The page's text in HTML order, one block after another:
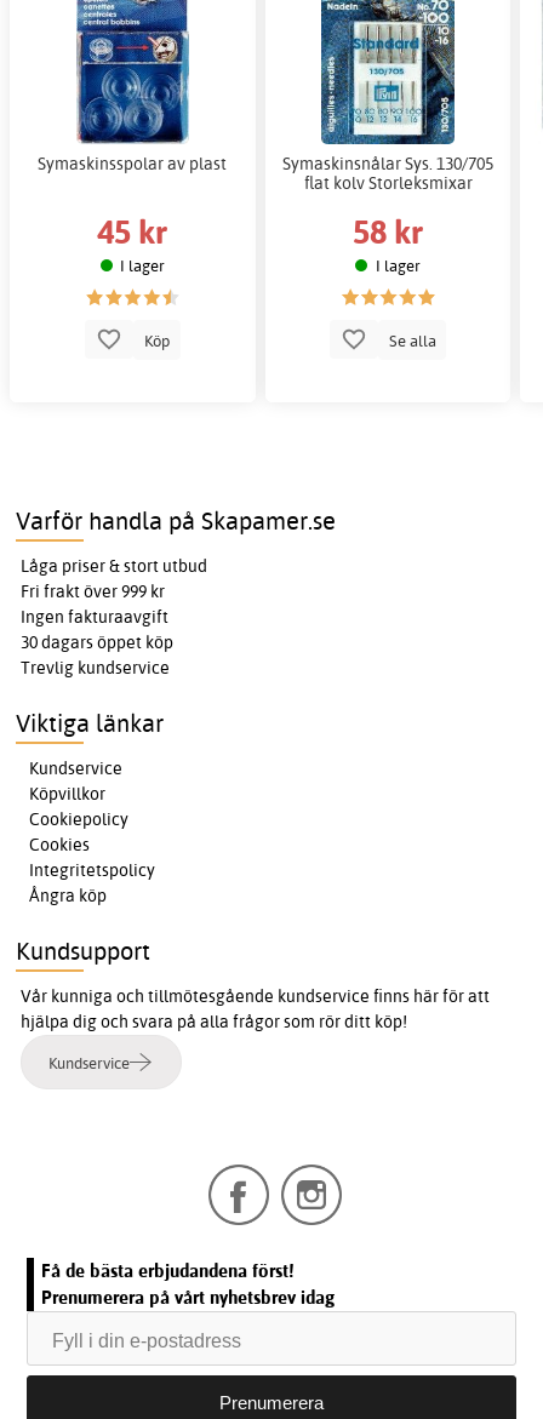
Symaskinsspolar av plast
45 kr
I lager
Köp
Symaskinsnålar Sys. 130/705
flat kolv Storleksmixar
58 kr
I lager
Se alla
Varför handla på Skapamer.se
Låga priser & stort utbud
Fri frakt över 999 kr
Ingen fakturaavgift
30 dagars öppet köp
Trevlig kundservice
Viktiga länkar
Kundservice
Köpvillkor
Cookiepolicy
Cookies
Integritetspolicy
Ångra köp
Kundsupport
Vår kunniga och tillmötesgående kundservice finns här för att
hjälpa dig och svara på alla frågor som rör ditt köp!
Kundservice
Få de bästa erbjudandena först!
Prenumerera på vårt nyhetsbrev idag